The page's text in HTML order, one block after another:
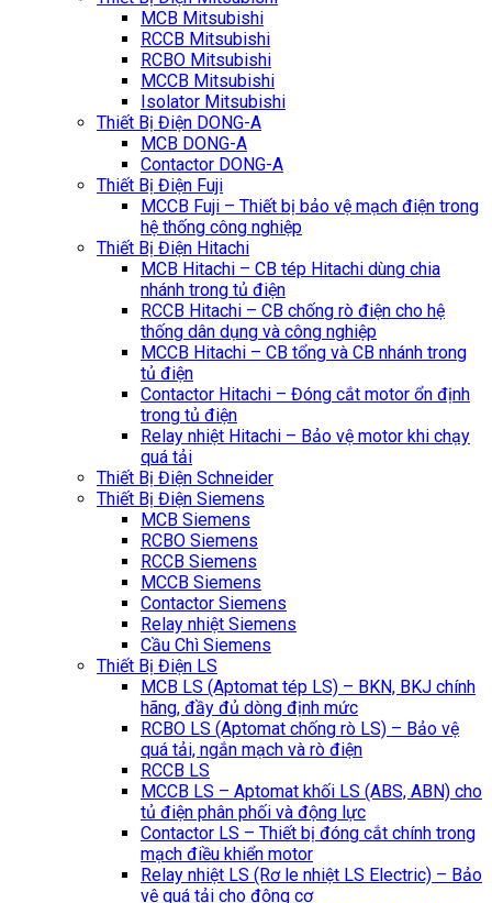
MCB Mitsubishi
RCCB Mitsubishi
RCBO Mitsubishi
MCCB Mitsubishi
Isolator Mitsubishi
Thiết Bị Điện DONG-A
MCB DONG-A
Contactor DONG-A
Thiết Bị Điện Fuji
MCCB Fuji – Thiết bị bảo vệ mạch điện trong
hệ thống công nghiệp
Thiết Bị Điện Hitachi
MCB Hitachi – CB tép Hitachi dùng chia
nhánh trong tủ điện
RCCB Hitachi – CB chống rò điện cho hệ
thống dân dụng và công nghiệp
MCCB Hitachi – CB tổng và CB nhánh trong
tủ điện
Contactor Hitachi – Đóng cắt motor ổn định
trong tủ điện
Relay nhiệt Hitachi – Bảo vệ motor khi chạy
quá tải
Thiết Bị Điện Schneider
Thiết Bị Điện Siemens
MCB Siemens
RCBO Siemens
RCCB Siemens
MCCB Siemens
Contactor Siemens
Relay nhiệt Siemens
Cầu Chì Siemens
Thiết Bị Điện LS
MCB LS (Aptomat tép LS) – BKN, BKJ chính
hãng, đầy đủ dòng định mức
RCBO LS (Aptomat chống rò LS) – Bảo vệ
quá tải, ngắn mạch và rò điện
RCCB LS
MCCB LS – Aptomat khối LS (ABS, ABN) cho
tủ điện phân phối và động lực
Contactor LS – Thiết bị đóng cắt chính trong
mạch điều khiển motor
Relay nhiệt LS (Rơ le nhiệt LS Electric) – Bảo
vệ quá tải cho động cơ